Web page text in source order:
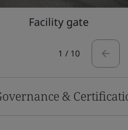
Facility gate
1 / 10
&